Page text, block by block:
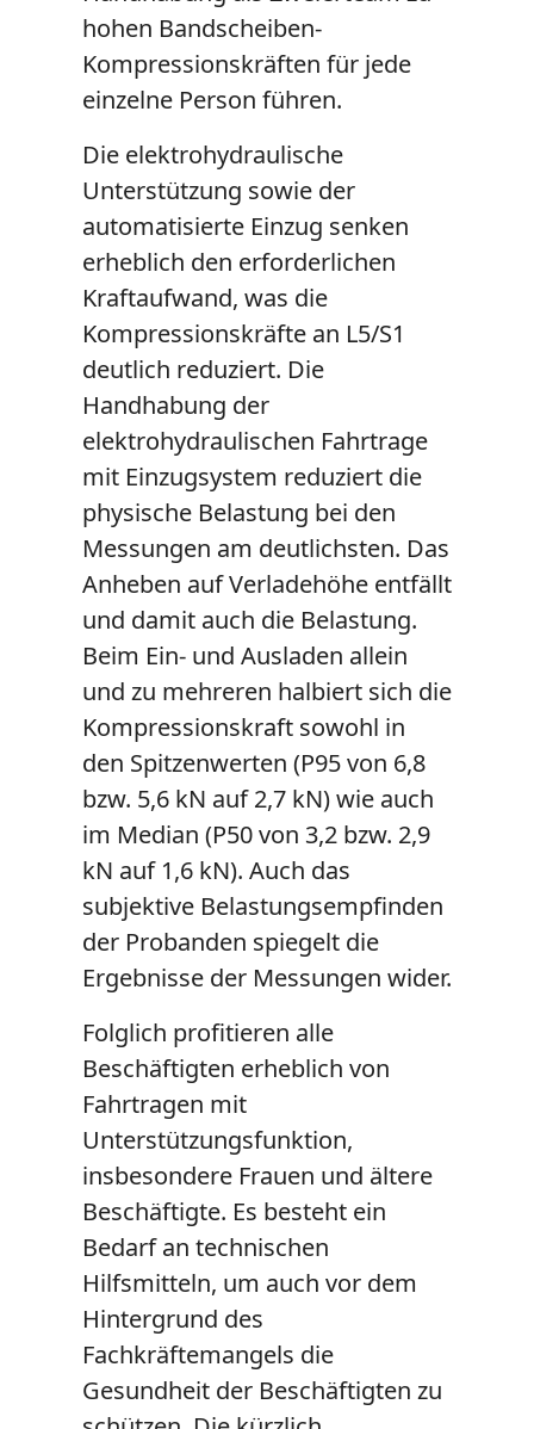
hohen Bandscheiben-
Kompressionskräften für jede
einzelne Person führen.
Die elektrohydraulische
Unterstützung sowie der
automatisierte Einzug senken
erheblich den erforderlichen
Kraftaufwand, was die
Kompressionskräfte an L5/S1
deutlich reduziert. Die
Handhabung der
elektrohydraulischen Fahrtrage
mit Einzugsystem reduziert die
physische Belastung bei den
Messungen am deutlichsten. Das
Anheben auf Verladehöhe entfällt
und damit auch die Belastung.
Beim Ein- und Ausladen allein
und zu mehreren halbiert sich die
Kompressionskraft sowohl in
den Spitzenwerten (P95 von 6,8
bzw. 5,6 kN auf 2,7 kN) wie auch
im Median (P50 von 3,2 bzw. 2,9
kN auf 1,6 kN). Auch das
subjektive Belastungsempfinden
der Probanden spiegelt die
Ergebnisse der Messungen wider.
Folglich profitieren alle
Beschäftigten erheblich von
Fahrtragen mit
Unterstützungsfunktion,
insbesondere Frauen und ältere
Beschäftigte. Es besteht ein
Bedarf an technischen
Hilfsmitteln, um auch vor dem
Hintergrund des
Fachkräftemangels die
Gesundheit der Beschäftigten zu